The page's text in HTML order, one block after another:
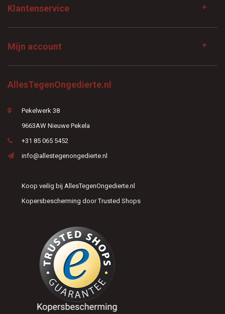
Klantenservice
Mijn account
AllesTegenOngedierte.nl
Pekelwerk 38
9663AW Nieuwe Pekela
+31 85 065 5452
info@allestegenongedierte.nl
Koop veilig bij AllesTegenOngedierte.nl
Kopersbescherming door Trusted Shops